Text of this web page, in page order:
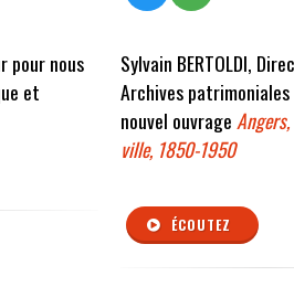
pour nous
et
Sylvain BERTOLDI,
Archives
nouvel ouvrage
ville, 1850-1950
ÉCOUTEZ